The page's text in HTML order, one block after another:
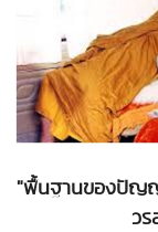
"พื้นฐานของปัญ
วร